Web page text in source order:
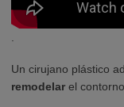
Un cirujano plástico
remodelar el